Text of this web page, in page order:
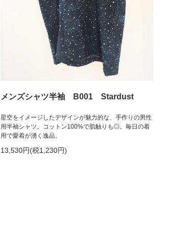
メンズシャツ半袖 B001 Stardust
星空をイメージしたデザインが魅力的な、手作りの男性
用半袖シャツ。コットン100%で肌触りも◎。毎日の着
用で愛着が湧く逸品。
13,530円(税1,230円)